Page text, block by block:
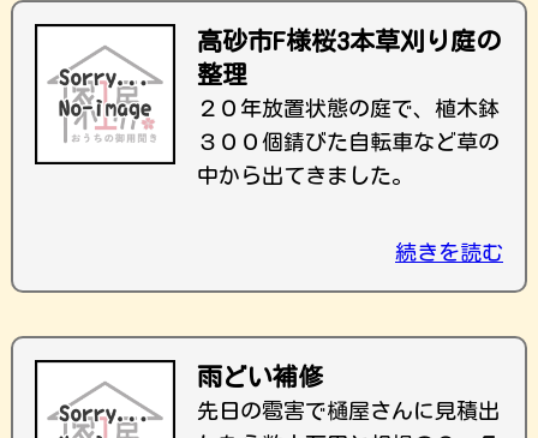
高砂市F様桜3本草刈り庭の
整理
２０年放置状態の庭で、植木鉢
３００個錆びた自転車など草の
中から出てきました。
続きを読む
雨どい補修
先日の雹害で樋屋さんに見積出